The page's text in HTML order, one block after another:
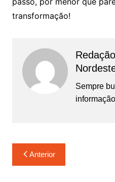
transformação!
Sempre
Navegação
de
Anterior